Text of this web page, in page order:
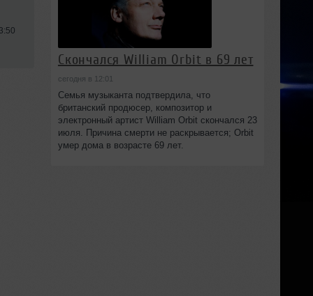
Скончался William Orbit в 69 лет
сегодня в 12:01
Семья музыканта подтвердила, что
британский продюсер, композитор и
электронный артист William Orbit скончался 23
июля. Причина смерти не раскрывается; Orbit
умер дома в возрасте 69 лет.